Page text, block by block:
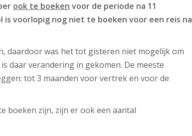
ook te boeken voor de periode na 11
is voorlopig nog niet te boeken voor een reis na
daardoor was het tot gisteren niet mogelijk om
daar verandering in gekomen. De meeste
tot 3 maanden voor vertrek en voor de
boeken zijn, zijn er ook een aantal